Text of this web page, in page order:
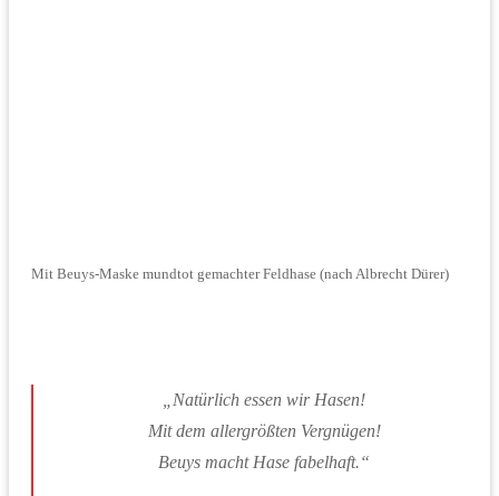
Mit Beuys-Maske mundtot gemachter Feldhase (nach Albrecht Dürer)
„Natürlich essen wir Hasen!
Mit dem allergrößten Vergnügen!
Beuys macht Hase fabelhaft.“